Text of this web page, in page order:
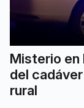
Misterio en
del
rural